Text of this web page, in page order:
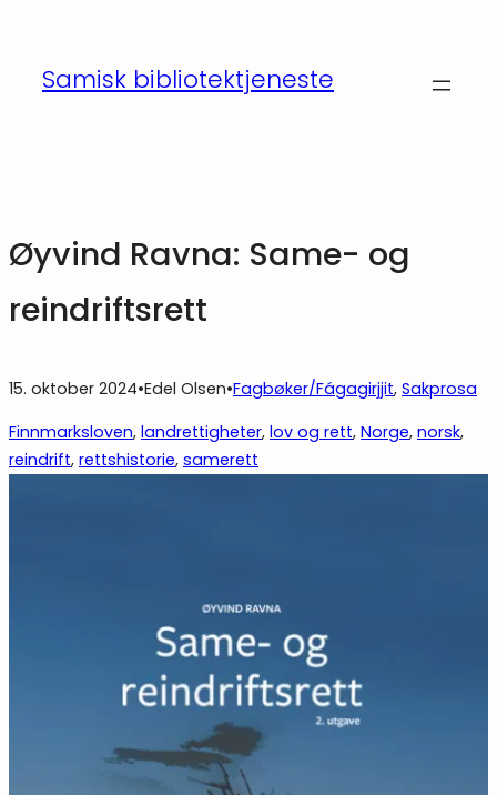
innholdSamisk bibliotektjeneste
Øyvind Ravna: Same- og
reindriftsrett
15. oktober 2024•Edel Olsen•Fagbøker/Fágagirjjit, Sakprosa
Finnmarksloven, landrettigheter, lov og rett, Norge, norsk
reindrift, rettshistorie, samerett